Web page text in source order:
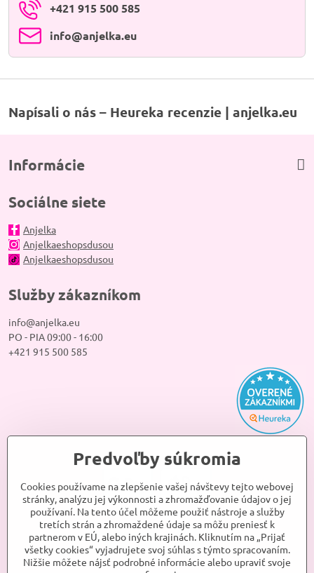
+421 915 500 585
info​@anjelka​.eu
Napísali o nás – Heureka recenzie | anjelka.eu
Informácie
Sociálne siete
Anjelka
Anjelkaeshopsdusou
Anjelkaeshopsdusou
Služby zákazníkom
info@anjelka.eu
PO - PIA 09:00 - 16:00
+421 915 500 585
Predvoľby súkromia
Cookies používame na zlepšenie vašej návštevy tejto webovej
stránky, analýzu jej výkonnosti a zhromažďovanie údajov o jej
používaní. Na tento účel môžeme použiť nástroje a služby
tretích strán a zhromaždené údaje sa môžu preniesť k
partnerom v EÚ, alebo iných krajinách. Kliknutím na „Prijať
všetky cookies“ vyjadrujete svoj súhlas s týmto spracovaním.
Nižšie môžete nájsť podrobné informácie alebo upraviť svoje